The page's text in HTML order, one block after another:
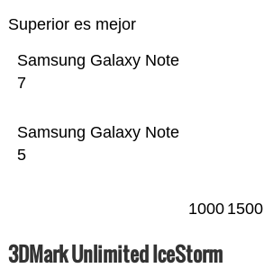
Superior es mejor
Samsung Galaxy Note
5
Samsung Galaxy Note
7
1000 1500
3DMark Unlimited IceStorm